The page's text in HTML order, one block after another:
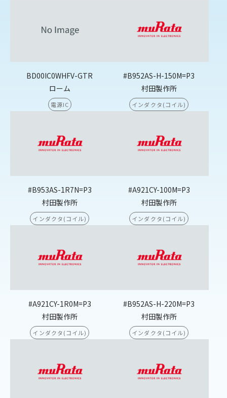
BD00IC0WHFV-GTR
ローム
電源IC
#B952AS-H-150M=P3
村田製作所
インダクタ(コイル)
#B953AS-1R7N=P3
村田製作所
インダクタ(コイル)
#A921CY-100M=P3
村田製作所
インダクタ(コイル)
#A921CY-1R0M=P3
村田製作所
インダクタ(コイル)
#B952AS-H-220M=P3
村田製作所
インダクタ(コイル)